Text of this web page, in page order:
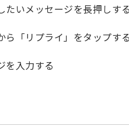
たいメッセージを長押しする
ら「リプライ」をタップする
を入力する